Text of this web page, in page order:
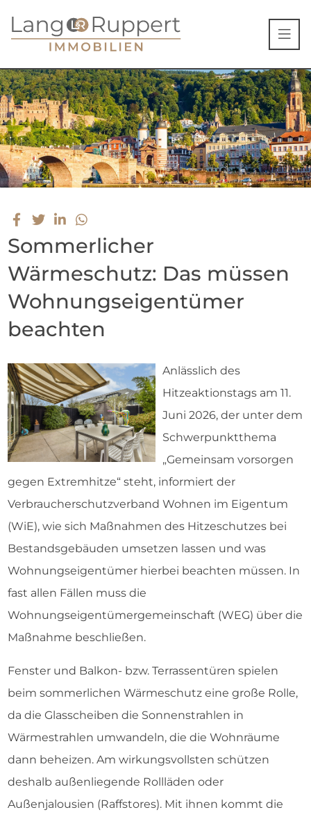
Sommerlicher
Wärmeschutz: Das müssen
Wohnungseigentümer
beachten
Anlässlich des
Hitzeaktionstags am 11.
Juni 2026, der unter dem
Schwerpunktthema
„Gemeinsam vorsorgen
gegen Extremhitze“ steht, informiert der
Verbraucherschutzverband Wohnen im Eigentum
(WiE), wie sich Maßnahmen des Hitzeschutzes bei
Bestandsgebäuden umsetzen lassen und was
Wohnungseigentümer hierbei beachten müssen. In
fast allen Fällen muss die
Wohnungseigentümergemeinschaft (WEG) über die
Maßnahme beschließen.
Fenster und Balkon- bzw. Terrassentüren spielen
beim sommerlichen Wärmeschutz eine große Rolle,
da die Glasscheiben die Sonnenstrahlen in
Wärmestrahlen umwandeln, die die Wohnräume
dann beheizen. Am wirkungsvollsten schützen
deshalb außenliegende Rollläden oder
Außenjalousien (Raffstores). Mit ihnen kommt die